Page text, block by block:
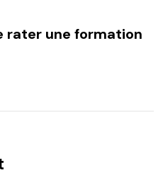
rater une formation